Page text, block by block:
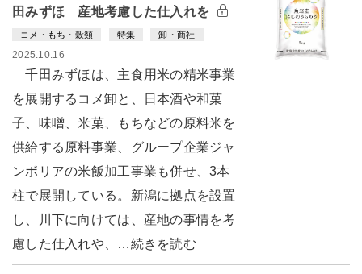
田みずほ 産地考慮した仕入れを
コメ・もち・穀類 特集 卸・商社
2025.10.16
千田みずほは、主食用米の精米事業
を展開するコメ卸と、日本酒や和菓
子、味噌、米菓、もちなどの原料米を
供給する原料事業、グループ企業ジャ
ンボリアの米飯加工事業も併せ、3本
柱で展開している。新潟に拠点を設置
し、川下に向けては、産地の事情を考
慮した仕入れや、…続きを読む